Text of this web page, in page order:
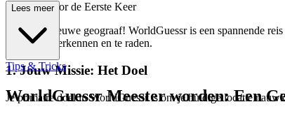
lete Gids voor de Eerste Keer
Welkom, nieuwe geograaf! WorldGuessr is een spannende
een pro te verkennen en te raden.
1. Jouw Missie: Het Doel
Je primaire doel in WorldGuessr is om je huidige locatie
Lees meer
Tips & Tricks
WorldGuessr Meester worden: Een